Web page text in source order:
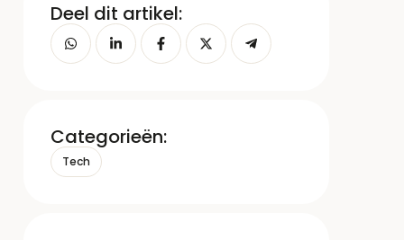
Deel dit artikel:
Categorieën:
Tech